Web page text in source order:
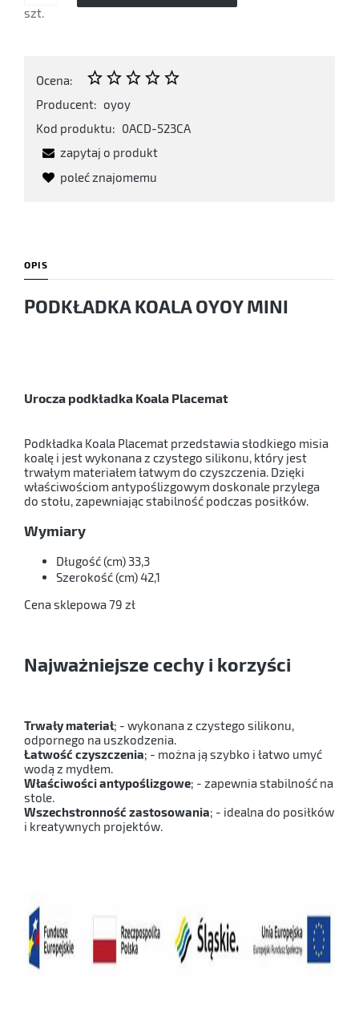
szt.
Ocena:
Producent: oyoy
Kod produktu: 0ACD-523CA
zapytaj o produkt
poleć znajomemu
OPIS
PODKŁADKA KOALA OYOY MINI
Urocza podkładka Koala Placemat
Podkładka Koala Placemat przedstawia słodkiego misia
koalę i jest wykonana z czystego silikonu, który jest
trwałym materiałem łatwym do czyszczenia. Dzięki
właściwościom antypoślizgowym doskonale przylega
do stołu, zapewniając stabilność podczas posiłków.
Wymiary
Długość (cm) 33,3
Szerokość (cm) 42,1
Cena sklepowa 79 zł
Najważniejsze cechy i korzyści
Trwały materiał; - wykonana z czystego silikonu,
odpornego na uszkodzenia.
Łatwość czyszczenia; - można ją szybko i łatwo umyć
wodą z mydłem.
Właściwości antypoślizgowe; - zapewnia stabilność na
stole.
Wszechstronność zastosowania; - idealna do posiłków
i kreatywnych projektów.